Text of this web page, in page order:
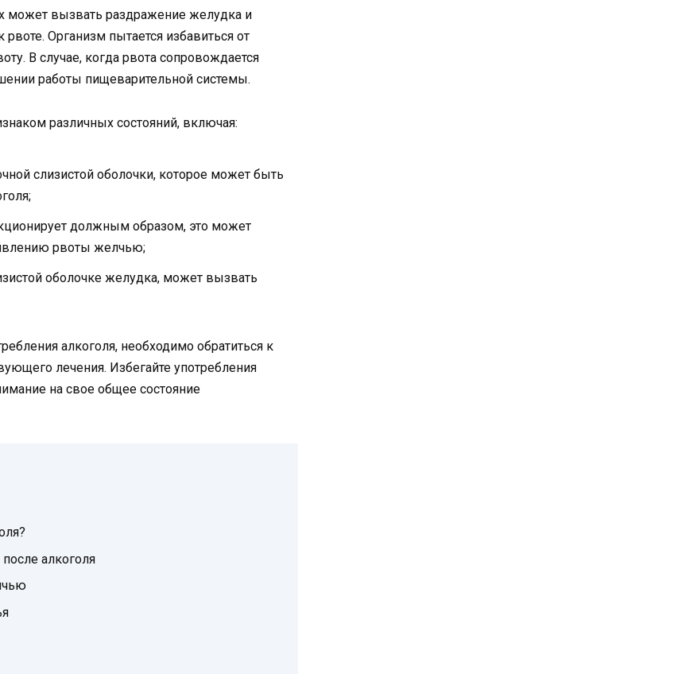
может вызвать раздражение желудка и
Организм пытается избавиться от
В случае, когда рвота сопровождается
работы пищеварительной системы.
различных состояний, включая:
слизистой оболочки, которое может быть
должным образом, это может
рвоты желчью;
оболочке желудка, может вызвать
алкоголя, необходимо обратиться к
лечения. Избегайте употребления
на свое общее состояние
алкоголя